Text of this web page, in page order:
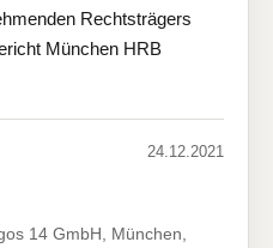
Rechtsträgers
München HRB
24.12.2021
14 GmbH, München,